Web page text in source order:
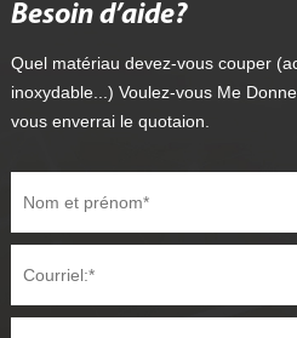
Besoin d’aide?
Quel matériau devez-vous couper
inoxydable...) Voulez-vous Me
vous enverrai le quotaion.